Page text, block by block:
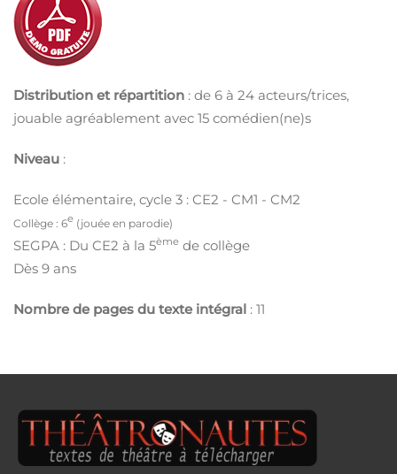
Distribution et répartition : de 6 à 24 acteurs/trices,
jouable agréablement avec 15 comédien(ne)s
Niveau :
Ecole élémentaire, cycle 3 : CE2 - CM1 - CM2
Collège : 6e (jouée en parodie)
SEGPA : Du CE2 à la 5ème de collège
Dès 9 ans
Nombre de pages du texte intégral : 11